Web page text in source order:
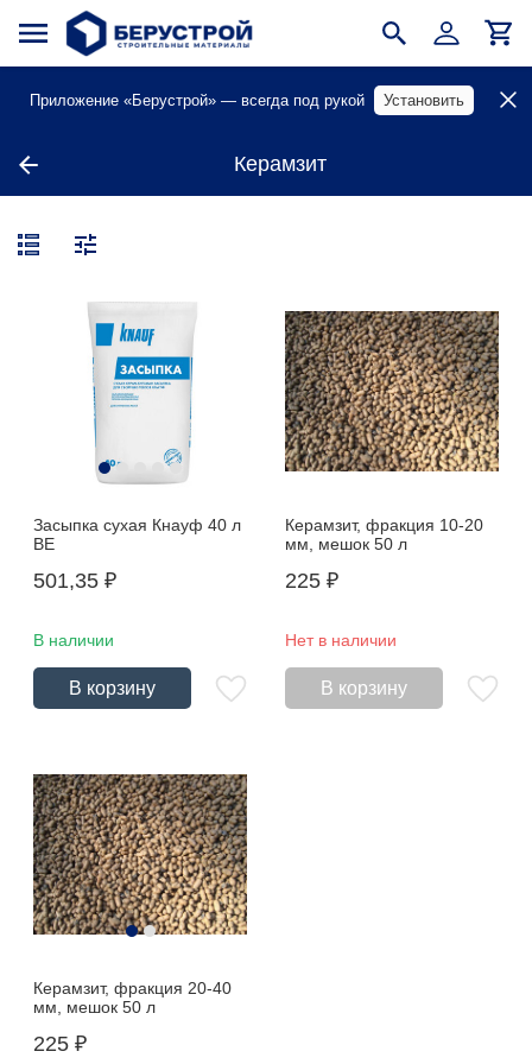
Приложение «Берустрой» — всегда под рукой Установить
Керамзит
Засыпка сухая Кнауф 40 л
ВЕ
501,35 ₽
В наличии
В корзину
Керамзит, фракция 10-20
мм, мешок 50 л
225 ₽
Нет в наличии
В корзину
Керамзит, фракция 20-40
мм, мешок 50 л
225 ₽